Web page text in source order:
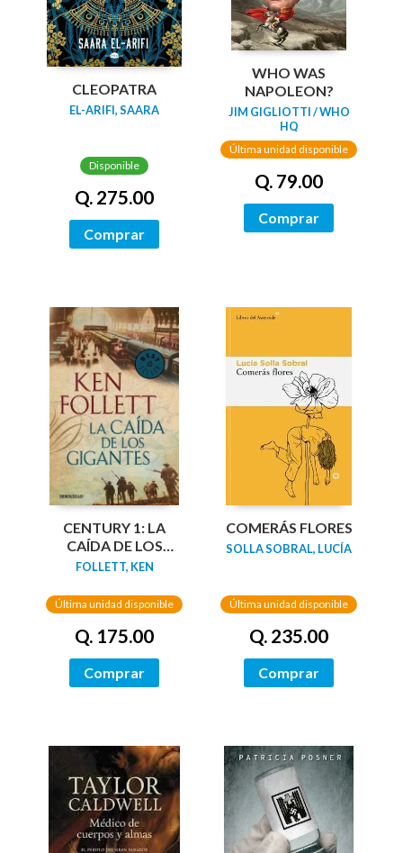
CLEOPATRA
EL-ARIFI, SAARA
Disponible
Q. 275.00
Comprar
WHO WAS
NAPOLEON?
JIM GIGLIOTTI / WHO
HQ
Última unidad disponible
Q. 79.00
Comprar
CENTURY 1: LA
CAÍDA DE LOS
GIGANTES
FOLLETT, KEN
Última unidad disponible
Q. 175.00
Comprar
COMERÁS FLORES
SOLLA SOBRAL, LUCÍA
Última unidad disponible
Q. 235.00
Comprar